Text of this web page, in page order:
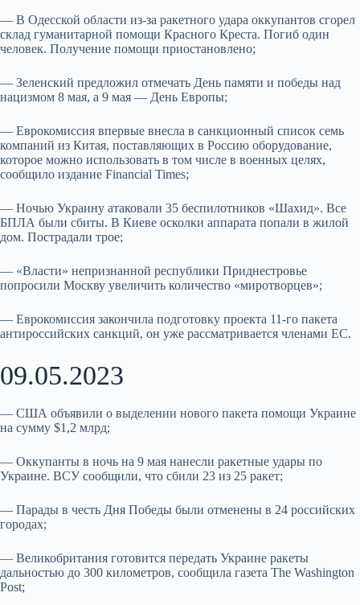
— В Одесской области из-за ракетного удара оккупантов сгорел
склад гуманитарной помощи Красного Креста. Погиб один
человек. Получение помощи приостановлено;
— Зеленский предложил отмечать День памяти и победы над
нацизмом 8 мая, а 9 мая — День Европы;
— Еврокомиссия впервые внесла в санкционный список семь
компаний из Китая, поставляющих в Россию оборудование,
которое можно использовать в том числе в военных целях,
сообщило издание Financial Times;
— Ночью Украину атаковали 35 беспилотников «Шахид». Все
БПЛА были сбиты. В Киеве осколки аппарата попали в жилой
дом. Пострадали трое;
— «Власти» непризнанной республики Приднестровье
попросили Москву увеличить количество «миротворцев»;
— Еврокомиссия закончила подготовку проекта 11-го пакета
антироссийских санкций, он уже рассматривается членами ЕС.
09.05.2023
— США объявили о выделении нового пакета помощи Украине
на сумму $1,2 млрд;
— Оккупанты в ночь на 9 мая нанесли ракетные удары по
Украине. ВСУ сообщили, что сбили 23 из 25 ракет;
— Парады в честь Дня Победы были отменены в 24 российских
городах;
— Великобритания готовится передать Украине ракеты
дальностью до 300 километров, сообщила газета The Washington
Post;